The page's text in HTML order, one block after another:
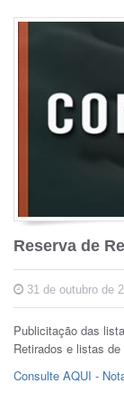
Reserva de
31 de outubro de
Publicitação das
Retirados e listas
Consulte AQUI -